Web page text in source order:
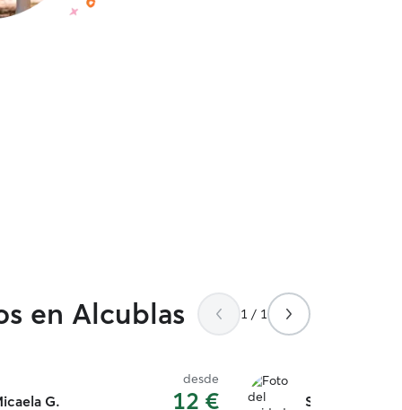
en Alcublas 1 / 1
G.
desde
12 € Sergio r.